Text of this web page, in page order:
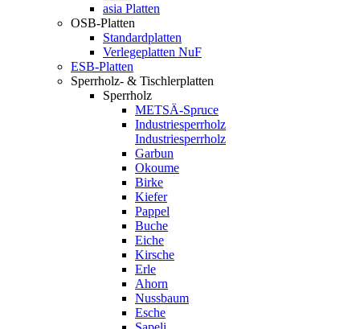
asia Platten
OSB-Platten
Standardplatten
Verlegeplatten NuF
ESB-Platten
Sperrholz- & Tischlerplatten
Sperrholz
METSÄ-Spruce
Industriesperrholz
Industriesperrholz
Garbun
Okoume
Birke
Kiefer
Pappel
Buche
Eiche
Kirsche
Erle
Ahorn
Nussbaum
Esche